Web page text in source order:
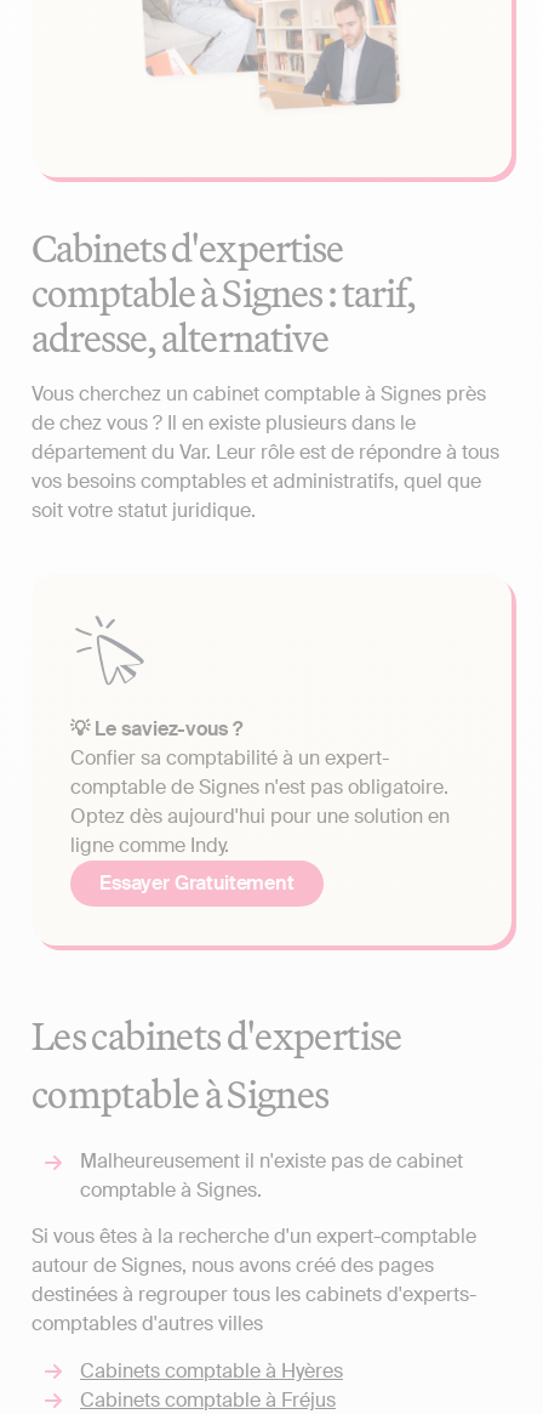
Cabinets d'expertise
comptable à Signes : tarif,
adresse, alternative
Vous cherchez un cabinet comptable à Signes près
de chez vous ? Il en existe plusieurs dans le
département du Var. Leur rôle est de répondre à tous
vos besoins comptables et administratifs, quel que
soit votre statut juridique.
💡 Le saviez-vous ?
Confier sa comptabilité à un expert-
comptable de Signes n'est pas obligatoire.
Optez dès aujourd'hui pour une solution en
ligne comme Indy.
Essayer Gratuitement
Les cabinets d'expertise
comptable à Signes
Malheureusement il n'existe pas de cabinet
comptable à Signes.
Si vous êtes à la recherche d'un expert-comptable
autour de Signes, nous avons créé des pages
destinées à regrouper tous les cabinets d'experts-
comptables d'autres villes
Cabinets comptable à Hyères
Cabinets comptable à Fréjus